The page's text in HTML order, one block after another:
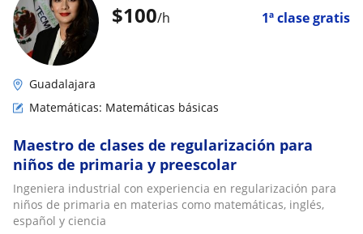
$100/h 1ª clase gratis
Guadalajara
Matemáticas: Matemáticas básicas
Maestro de clases de regularización para
niños de primaria y preescolar
Ingeniera industrial con experiencia en regularización para
niños de primaria en materias como matemáticas, inglés,
español y ciencia